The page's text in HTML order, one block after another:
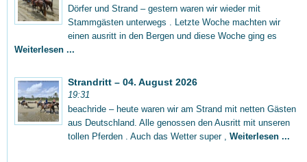
Dörfer und Strand – gestern waren wir wieder mit
Stammgästen unterwegs . Letzte Woche machten wir
einen ausritt in den Bergen und diese Woche ging es
Weiterlesen ...
Strandritt – 04. August 2026
19:31
beachride – heute waren wir am Strand mit netten Gästen
aus Deutschland. Alle genossen den Ausritt mit unseren
tollen Pferden . Auch das Wetter super , Weiterlesen ...